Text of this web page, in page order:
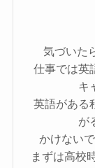
気づいた
仕事では英
キ
英語がある
が
かけない
まずは高校